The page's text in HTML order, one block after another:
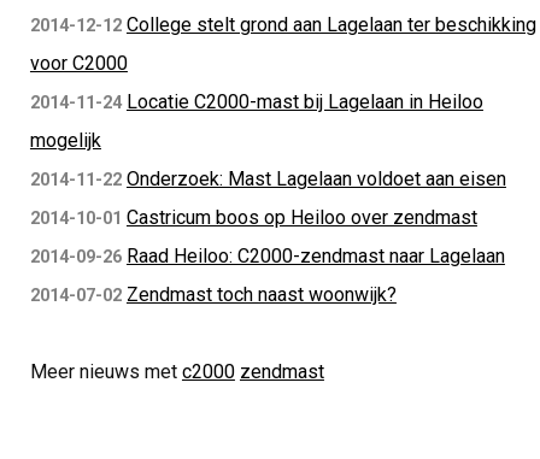
2014-12-12 College stelt grond aan Lagelaan ter beschikking
voor C2000
2014-11-24 Locatie C2000-mast bij Lagelaan in Heiloo
mogelijk
2014-11-22 Onderzoek: Mast Lagelaan voldoet aan eisen
2014-10-01 Castricum boos op Heiloo over zendmast
2014-09-26 Raad Heiloo: C2000-zendmast naar Lagelaan
2014-07-02 Zendmast toch naast woonwijk?
Meer nieuws met c2000 zendmast